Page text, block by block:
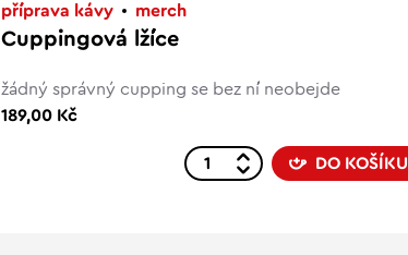
příprava kávy merch
Cuppingová lžíce
žádný správný cupping se bez ní neobejde
189,00 Kč
DO KOŠÍKU